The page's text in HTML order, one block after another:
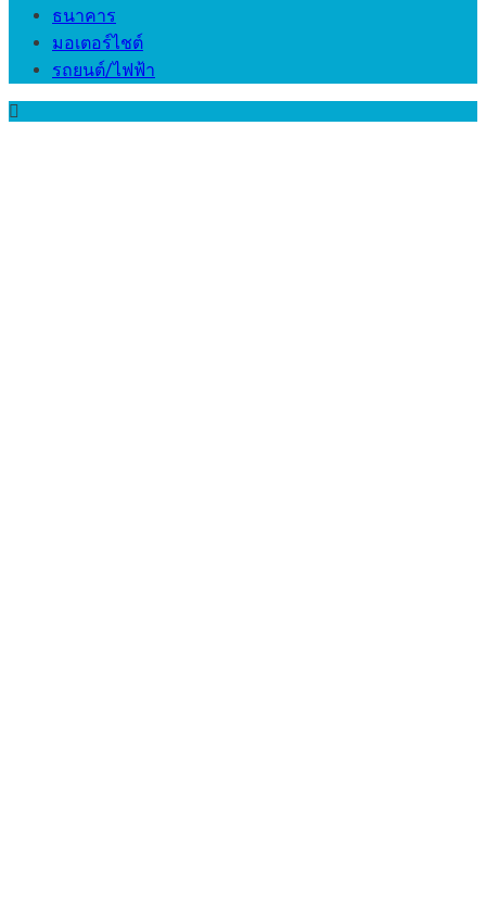
ธนาคาร
มอเตอร์ไชต์
รถยนต์/ไฟฟ้า